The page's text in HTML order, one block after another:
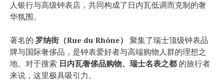
人银行与高级钟表店，共同构成了日内瓦低调而克制的奢
华氛围。
著名的 罗纳街（Rue du Rhône）
聚集了瑞士顶级钟表品
牌与国际奢侈品，是钟表爱好者与高端购物人群的理想之
地。对于搜索 日内瓦奢侈品购物、瑞士名表之都 的旅行者
来说，这里极具吸引力。